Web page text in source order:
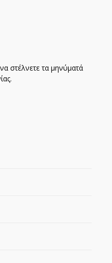
στέλνετε τα μηνύματά